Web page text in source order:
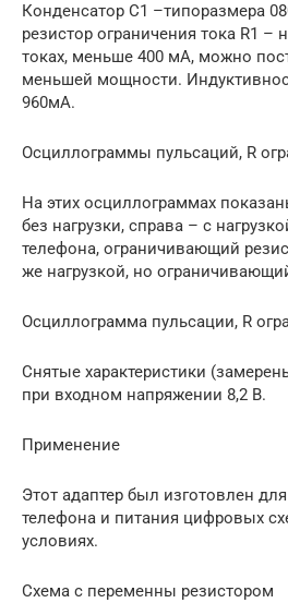
Конденсатор C1 –типоразмера
резистор ограничения тока R1 –
токах, меньше 400 мА, можно
меньшей мощности.
960мА.
Осциллограммы пульсаций, R
На этих осциллограммах
без нагрузки, справа – с
телефона, ограничивающий
же нагрузкой, но
Осциллограмма пульсации, R
Снятые характеристики
при входном напряжении 8,2 В.
Применение
Этот адаптер был изготовлен
телефона и питания цифровых
условиях.
Схема с переменны резистором